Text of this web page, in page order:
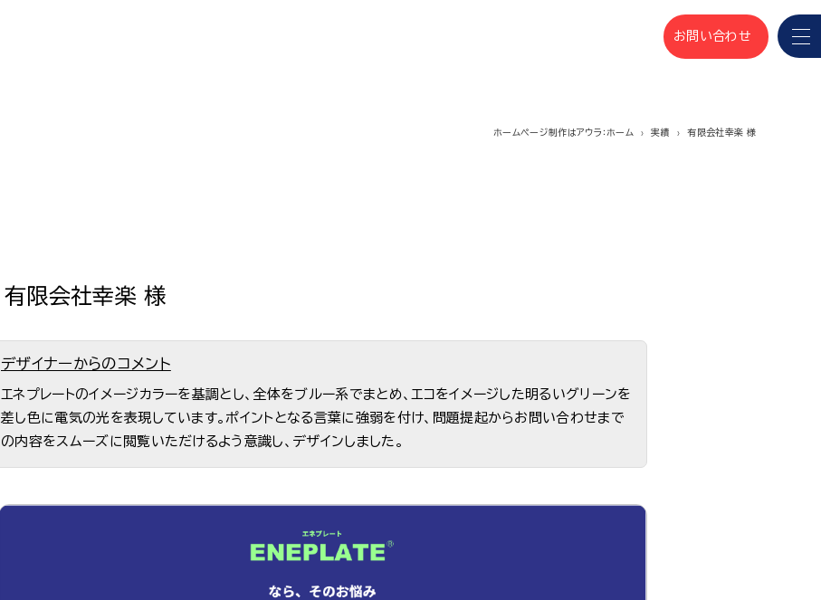
お問い合わせ
ホームページ制作はアウラ：ホーム 実績 有限会社幸楽 様
有限会社幸楽 様
デザイナーからのコメント
エネプレートのイメージカラーを基調とし、全体をブルー系でまとめ、エコをイメージした明るいグリーンを
差し色に電気の光を表現しています。ポイントとなる言葉に強弱を付け、問題提起からお問い合わせまで
の内容をスムーズに閲覧いただけるよう意識し、デザインしました。